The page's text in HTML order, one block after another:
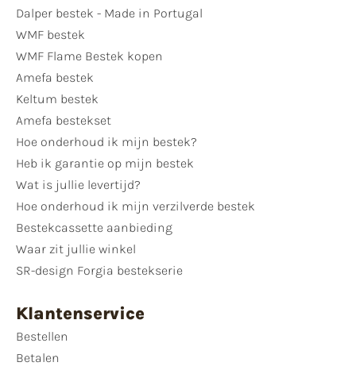
Dalper bestek - Made in Portugal
WMF bestek
WMF Flame Bestek kopen
Amefa bestek
Keltum bestek
Amefa bestekset
Hoe onderhoud ik mijn bestek?
Heb ik garantie op mijn bestek
Wat is jullie levertijd?
Hoe onderhoud ik mijn verzilverde bestek
Bestekcassette aanbieding
Waar zit jullie winkel
SR-design Forgia bestekserie
Klantenservice
Bestellen
Betalen